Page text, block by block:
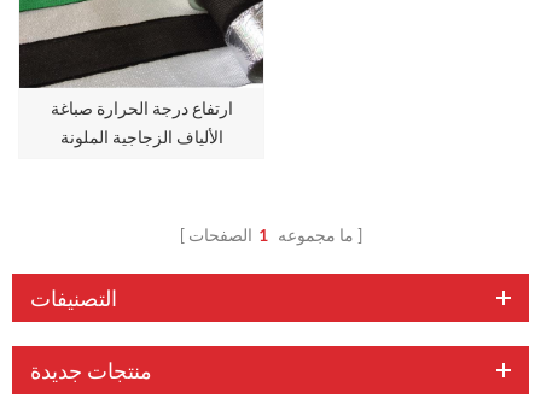
ارتفاع درجة الحرارة صباغة
الألياف الزجاجية الملونة
ما مجموعه 1 الصفحات
التصنيفات
منتجات جديدة